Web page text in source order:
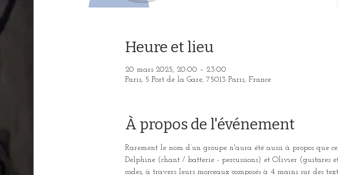
Heure et lieu
20 mars 2025, 20:00 – 23:00
Paris, 5 Port de la Gare, 75013 Paris, France
À propos de l'événement
Rarement le nom d’un groupe n'aura été aussi à propos que
Delphine (chant / batterie - percussions) et Olivier (guitares
codes, à travers leurs morceaux composés à 4 mains sur des